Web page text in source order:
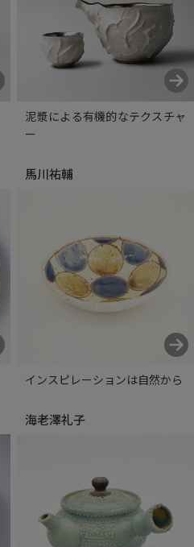
泥漿による有機的なテクスチャ
ー
馬川祐輔
インスピレーションは自然から
海老澤礼子